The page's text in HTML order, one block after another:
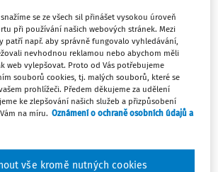
státě dle § 19c ZDPH.
nebo pořízení nového
dle § 19d ZDPH
dopravní prostředek“ pro DPH? Jak se
do jiného členského státu plátcem i
Všechny klíčové informace podle § 19
se ze všech sil přinášet vysokou úroveň
při používání našich webových stránek. Mezi
patří např. aby správně fungovalo vyhledávání,
nevhodnou reklamou nebo abychom měli
web vylepšovat. Proto od Vás potřebujeme
souborů cookies, tj. malých souborů, které se
prohlížeči. Předem děkujeme za udělení
ke zlepšování našich služeb a přizpůsobení
na míru. Oznámení o ochraně osobních údajů a
vše kromě nutných cookies